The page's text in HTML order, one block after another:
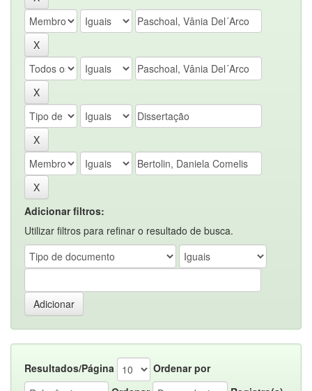
Adicionar filtros:
Utilizar filtros para refinar o resultado de busca.
Resultados/Página
Ordenar por